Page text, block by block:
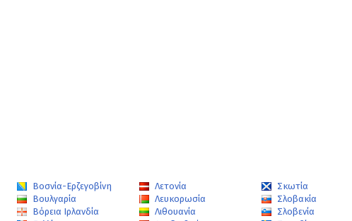
Βοσνία-Ερζεγοβίνη
Βουλγαρία
Βόρεια Ιρλανδία
Λετονία
Λευκορωσία
Λιθουανία
Σκωτία
Σλοβακία
Σλοβενία